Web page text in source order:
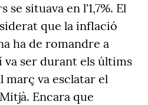
se situava en l'1,7%. El
que la inflació
ha de romandre a
ser durant els últims
març va esclatar el
Encara que